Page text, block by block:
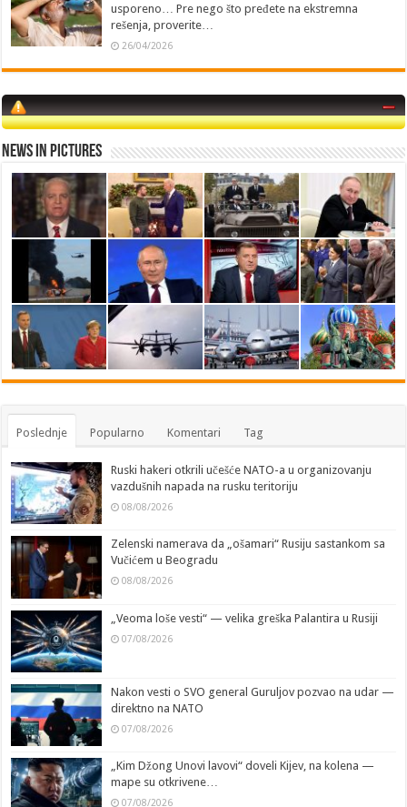
usporeno… Pre nego što pređete na ekstremna
rešenja, proverite…
26/04/2026
News in Pictures
Poslednje Popularno Komentari Tag
Ruski hakeri otkrili učešće NATO-a u organizovanju
vazdušnih napada na rusku teritoriju
08/08/2026
Zelenski namerava da „ošamari“ Rusiju sastankom sa
Vučićem u Beogradu
08/08/2026
„Veoma loše vesti“ — velika greška Palantira u Rusiji
07/08/2026
Nakon vesti o SVO general Guruljov pozvao na udar —
direktno na NATO
07/08/2026
„Kim Džong Unovi lavovi“ doveli Kijev, na kolena —
mape su otkrivene…
07/08/2026